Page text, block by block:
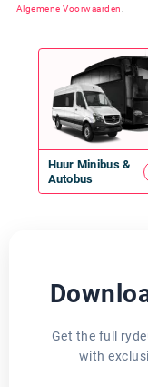
Algemene Voorwaarden
Huur Minibus&
Autobus
Get the full
with